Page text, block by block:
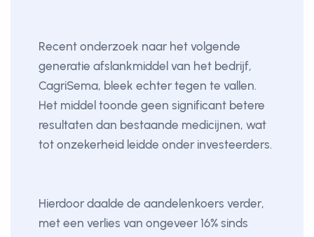
Recent onderzoek naar het volgende
generatie afslankmiddel van het bedrijf,
CagriSema, bleek echter tegen te vallen.
Het middel toonde geen significant betere
resultaten dan bestaande medicijnen, wat
tot onzekerheid leidde onder investeerders.
Hierdoor daalde de aandelenkoers verder,
met een verlies van ongeveer 16% sinds